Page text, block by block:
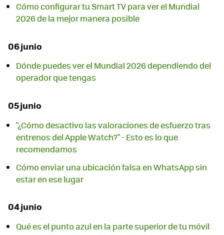
Cómo configurar tu Smart TV para ver el Mundial
2026 de la mejor manera posible
06 junio
Dónde puedes ver el Mundial 2026 dependiendo del
operador que tengas
05 junio
"¿Cómo desactivo las valoraciones de esfuerzo tras
entrenos del Apple Watch?" - Esto es lo que
recomendamos
Cómo enviar una ubicación falsa en WhatsApp sin
estar en ese lugar
04 junio
Qué es el punto azul en la parte superior de tu móvil